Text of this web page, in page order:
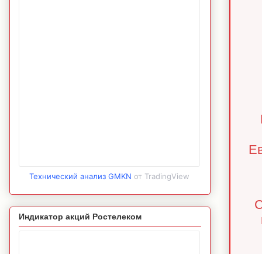
Технический анализ GMKN от TradingView
Индикатор акций Ростелеком